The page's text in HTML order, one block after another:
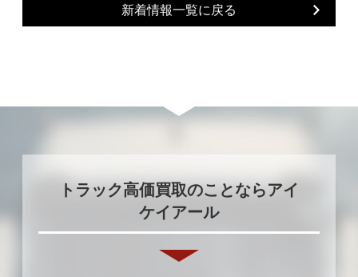
新着情報一覧に戻る
トラック高価買取のことならアイ
ケイアール